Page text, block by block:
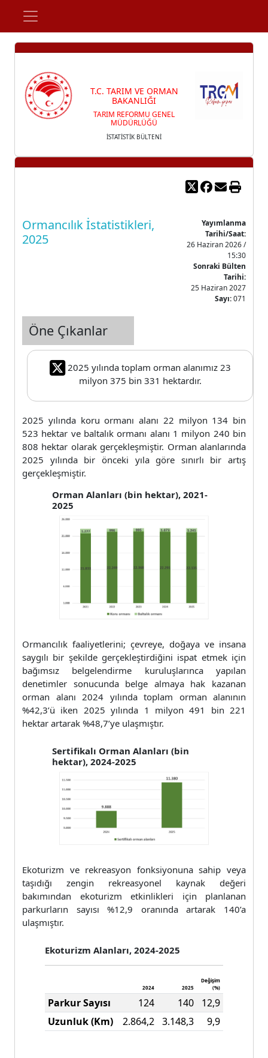
T.C. TARIM VE ORMAN
BAKANLIĞI
TARIM REFORMU GENEL
MÜDÜRLÜĞÜ
İSTATİSTİK BÜLTENİ
Ormancılık İstatistikleri,
2025
Yayımlanma
Tarihi/Saat:
26 Haziran 2026 /
15:30
Sonraki Bülten
Tarihi:
25 Haziran 2027
Sayı:071
Öne Çıkanlar
2025 yılında toplam orman alanımız 23
milyon 375 bin 331 hektardır.
2025 yılında koru ormanı alanı 22 milyon 134 bin
523 hektar ve baltalık ormanı alanı 1 milyon 240 bin
808 hektar olarak gerçekleşmiştir. Orman alanlarında
2025 yılında bir önceki yıla göre sınırlı bir artış
gerçekleşmiştir.
Orman Alanları (bin hektar), 2021-
2025
Ormancılık faaliyetlerini; çevreye, doğaya ve insana
saygılı bir şekilde gerçekleştirdiğini ispat etmek için
bağımsız belgelendirme kuruluşlarınca yapılan
denetimler sonucunda belge almaya hak kazanan
orman alanı 2024 yılında toplam orman alanının
%42,3’ü iken 2025 yılında 1 milyon 491 bin 221
hektar artarak %48,7’ye ulaşmıştır.
Sertifikalı Orman Alanları (bin
hektar), 2024-2025
Ekoturizm ve rekreasyon fonksiyonuna sahip veya
taşıdığı zengin rekreasyonel kaynak değeri
bakımından ekoturizm etkinlikleri için planlanan
parkurların sayısı %12,9 oranında artarak 140’a
ulaşmıştır.
Ekoturizm Alanları, 2024-2025
2024 2025
Değişim
(%)
Parkur Sayısı 124 140
12,9
Uzunluk (Km)
2.864,2 3.148,3 9,9